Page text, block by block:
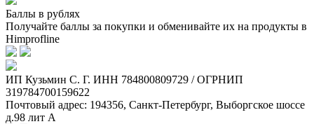
Баллы в рублях
Получайте баллы за покупки и обменивайте их на продукты в
Himprofline
ИП Кузьмин C. Г. ИНН 784800809729 / ОГРНИП
319784700159622
Почтовый адрес: 194356, Санкт-Петербург, Выборгское шоссе
д.98 лит А